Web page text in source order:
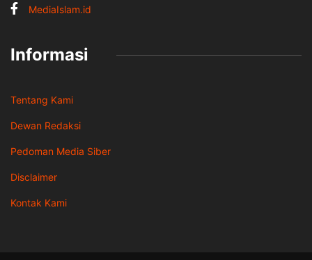
MediaIslam.id
Informasi
Tentang Kami
Dewan Redaksi
Pedoman Media Siber
Disclaimer
Kontak Kami